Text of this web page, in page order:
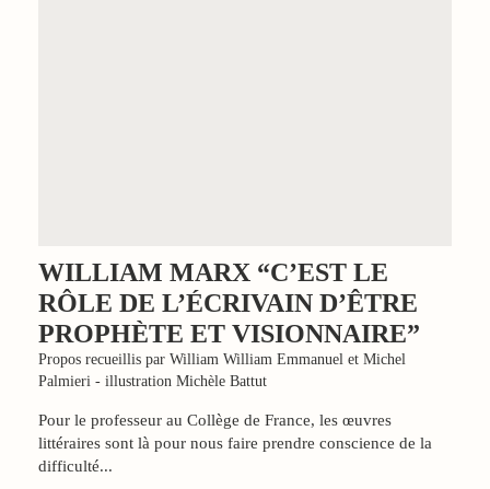
WILLIAM MARX “C’EST LE
RÔLE DE L’ÉCRIVAIN D’ÊTRE
PROPHÈTE ET VISIONNAIRE”
Propos recueillis par William William Emmanuel et Michel
Palmieri - illustration Michèle Battut
Pour le professeur au Collège de France, les œuvres
littéraires sont là pour nous faire prendre conscience de la
difficulté...